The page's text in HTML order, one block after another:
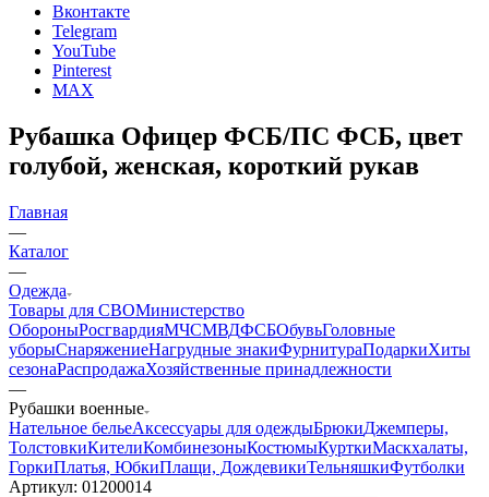
Вконтакте
Telegram
YouTube
Pinterest
MAX
Рубашка Офицер ФСБ/ПС ФСБ, цвет
голубой, женская, короткий рукав
Главная
—
Каталог
—
Одежда
Товары для СВОМинистерство
ОбороныРосгвардияМЧСМВДФСБОбувьГоловные
уборыСнаряжениеНагрудные знакиФурнитураПодаркиХиты
сезонаРаспродажаХозяйственные принадлежности
—
Рубашки военные
Нательное бельеАксессуары для одеждыБрюкиДжемперы,
ТолстовкиКителиКомбинезоныКостюмыКурткиМаскхалаты,
ГоркиПлатья, ЮбкиПлащи, ДождевикиТельняшкиФутболки
Артикул: 01200014